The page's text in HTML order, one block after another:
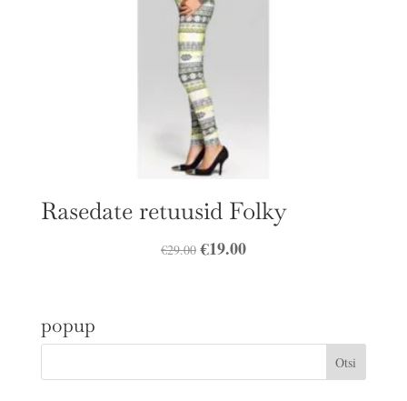
Rasedate retuusid Folky
€29.00 Algne
€19.00Praegune
popup